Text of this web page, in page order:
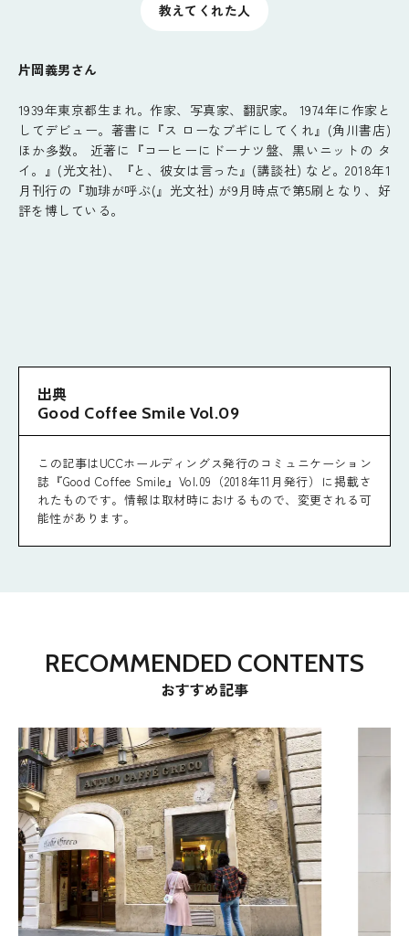
教えてくれた人
片岡義男さん
1939年東京都生まれ。作家、写真家、翻訳家。 1974年に作家と
してデビュー。著書に『ス ローなブギにしてくれ』(角川書店)
ほか多数。 近著に『コーヒーにドーナツ盤、黒いニットの タ
イ。』(光文社)、『と、彼女は言った』(講談社) など。2018年1
月刊行の『珈琲が呼ぶ(』光文社) が9月時点で第5刷となり、好
評を博している。
出典
Good Coffee Smile Vol.09
この記事はUCCホールディングス発行のコミュニケーション
誌『Good Coffee Smile』Vol.09（2018年11月発行）に掲載さ
れたものです。情報は取材時におけるもので、変更される可
能性があります。
RECOMMENDED CONTENTS
おすすめ記事